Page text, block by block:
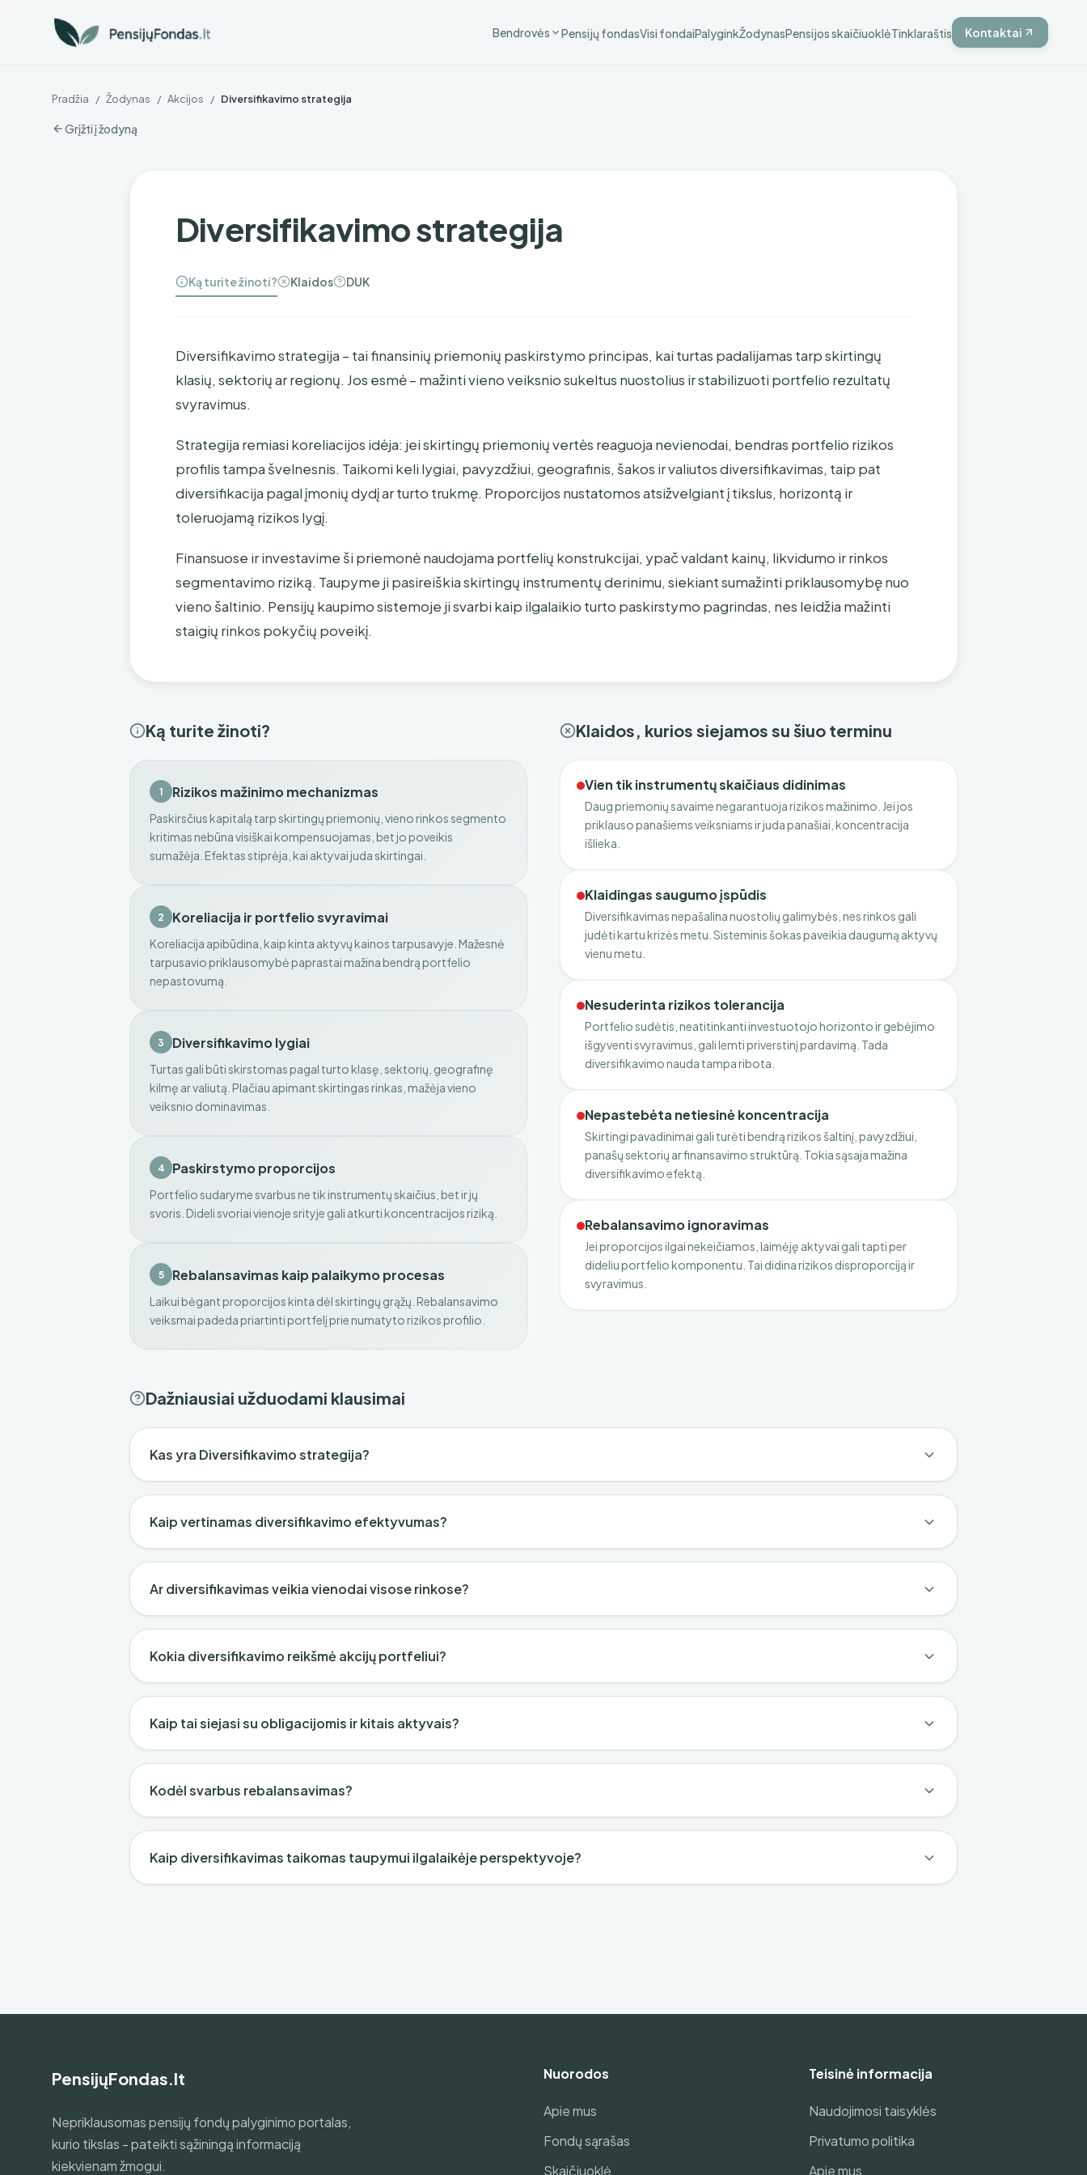
Bendrovės Pensijų fondasVisi fondaiPalyginkŽodynasPensijos skaičiuoklėTinklaraštis Kontaktai
Pradžia / Žodynas / Akcijos / Diversifikavimo strategija
Grįžti į žodyną
Diversifikavimo strategija
Ką turite žinoti? Klaidos DUK
Diversifikavimo strategija – tai finansinių priemonių paskirstymo principas, kai turtas padalijamas tarp skirtingų
klasių, sektorių ar regionų. Jos esmė – mažinti vieno veiksnio sukeltus nuostolius ir stabilizuoti portfelio rezultatų
svyravimus.
Strategija remiasi koreliacijos idėja: jei skirtingų priemonių vertės reaguoja nevienodai, bendras portfelio rizikos
profilis tampa švelnesnis. Taikomi keli lygiai, pavyzdžiui, geografinis, šakos ir valiutos diversifikavimas, taip pat
diversifikacija pagal įmonių dydį ar turto trukmę. Proporcijos nustatomos atsižvelgiant į tikslus, horizontą ir
toleruojamą rizikos lygį.
Finansuose ir investavime ši priemonė naudojama portfelių konstrukcijai, ypač valdant kainų, likvidumo ir rinkos
segmentavimo riziką. Taupyme ji pasireiškia skirtingų instrumentų derinimu, siekiant sumažinti priklausomybę nuo
vieno šaltinio. Pensijų kaupimo sistemoje ji svarbi kaip ilgalaikio turto paskirstymo pagrindas, nes leidžia mažinti
staigių rinkos pokyčių poveikį.
Ką turite žinoti?
1 Rizikos mažinimo mechanizmas
Paskirsčius kapitalą tarp skirtingų priemonių, vieno rinkos segmento
kritimas nebūna visiškai kompensuojamas, bet jo poveikis
sumažėja. Efektas stiprėja, kai aktyvai juda skirtingai.
2 Koreliacija ir portfelio svyravimai
Koreliacija apibūdina, kaip kinta aktyvų kainos tarpusavyje. Mažesnė
tarpusavio priklausomybė paprastai mažina bendrą portfelio
nepastovumą.
3 Diversifikavimo lygiai
Turtas gali būti skirstomas pagal turto klasę, sektorių, geografinę
kilmę ar valiutą. Plačiau apimant skirtingas rinkas, mažėja vieno
veiksnio dominavimas.
4 Paskirstymo proporcijos
Portfelio sudaryme svarbus ne tik instrumentų skaičius, bet ir jų
svoris. Dideli svoriai vienoje srityje gali atkurti koncentracijos riziką.
5 Rebalansavimas kaip palaikymo procesas
Laikui bėgant proporcijos kinta dėl skirtingų grąžų. Rebalansavimo
veiksmai padeda priartinti portfelį prie numatyto rizikos profilio.
Klaidos, kurios siejamos su šiuo terminu
Vien tik instrumentų skaičiaus didinimas
Daug priemonių savaime negarantuoja rizikos mažinimo. Jei jos
priklauso panašiems veiksniams ir juda panašiai, koncentracija
išlieka.
Klaidingas saugumo įspūdis
Diversifikavimas nepašalina nuostolių galimybės, nes rinkos gali
judėti kartu krizės metu. Sisteminis šokas paveikia daugumą aktyvų
vienu metu.
Nesuderinta rizikos tolerancija
Portfelio sudėtis, neatitinkanti investuotojo horizonto ir gebėjimo
išgyventi svyravimus, gali lemti priverstinį pardavimą. Tada
diversifikavimo nauda tampa ribota.
Nepastebėta netiesinė koncentracija
Skirtingi pavadinimai gali turėti bendrą rizikos šaltinį, pavyzdžiui,
panašų sektorių ar finansavimo struktūrą. Tokia sąsaja mažina
diversifikavimo efektą.
Rebalansavimo ignoravimas
Jei proporcijos ilgai nekeičiamos, laimėję aktyvai gali tapti per
dideliu portfelio komponentu. Tai didina rizikos disproporciją ir
svyravimus.
Dažniausiai užduodami klausimai
Kas yra Diversifikavimo strategija?
Kaip vertinamas diversifikavimo efektyvumas?
Ar diversifikavimas veikia vienodai visose rinkose?
Kokia diversifikavimo reikšmė akcijų portfeliui?
Kaip tai siejasi su obligacijomis ir kitais aktyvais?
Kodėl svarbus rebalansavimas?
Kaip diversifikavimas taikomas taupymui ilgalaikėje perspektyvoje?
PensijųFondas.lt
Nepriklausomas pensijų fondų palyginimo portalas,
kurio tikslas - pateikti sąžiningą informaciją
kiekvienam žmogui.
Nuorodos
Apie mus
Fondų sąrašas
Skaičiuoklė
Teisinė informacija
Naudojimosi taisyklės
Privatumo politika
Apie mus